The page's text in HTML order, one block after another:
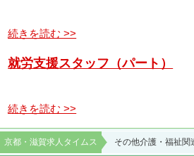
続きを読む >>
就労支援スタッフ（パート）
続きを読む >>
京都・滋賀求人タイムス その他介護・福祉関